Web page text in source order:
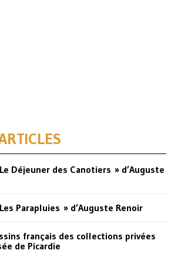
Déjeuner des Canotiers » d’Auguste
Parapluies » d’Auguste Renoir
français des collections privées
de Picardie